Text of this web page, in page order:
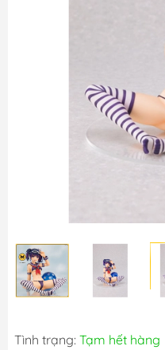
Tình trạng: Tạm hết hàng